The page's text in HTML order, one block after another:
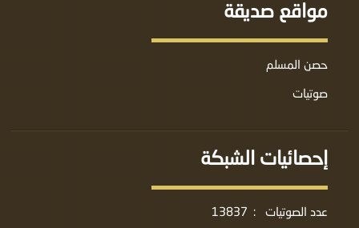
مواقع صديقة
حصن المسلم
صوتيات
إحصائيات الشبكة
عدد الصوتيات :
13837